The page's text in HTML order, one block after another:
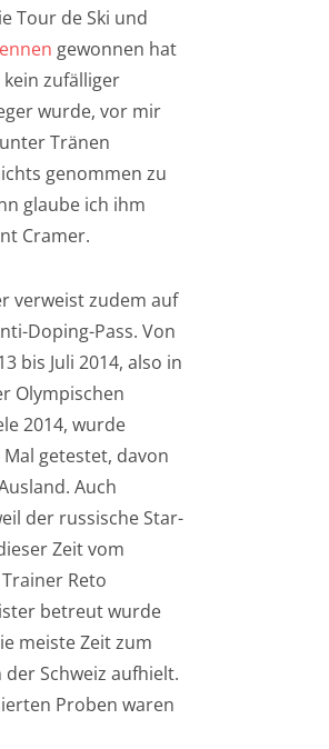
Tour de Ski und
gewonnen hat
zufälliger
wurde, vor mir
Tränen
genommen zu
glaube ich ihm
Cramer.
verweist zudem auf
Doping-Pass. Von
bis Juli 2014, also in
Olympischen
2014, wurde
Mal getestet, davon
Auch
der russische Star-
Zeit vom
Reto
betreut wurde
meiste Zeit zum
Schweiz aufhielt.
Proben waren